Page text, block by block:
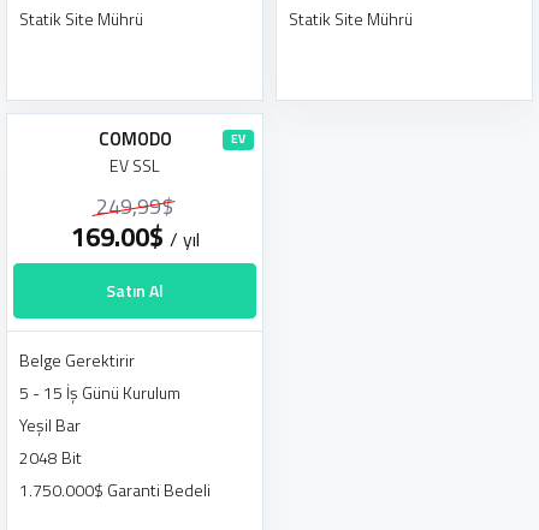
Statik Site Mührü
Statik Site Mührü
EV
COMODO
EV SSL
249,99$
169.00$ / yıl
Satın Al
Belge Gerektirir
5 - 15 İş Günü Kurulum
Yeşil Bar
2048 Bit
1.750.000$ Garanti Bedeli